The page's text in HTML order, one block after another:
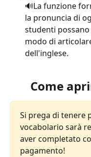
🔊La funzione
la pronuncia di
studenti
modo di
dell'inglese.
Come
Si prega di tenere
vocabolario sarà
aver completato
pagamento!